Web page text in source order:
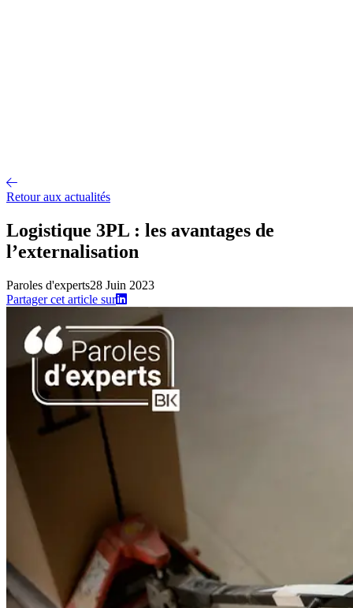
Retour aux actualités
Logistique 3PL : les avantages de
l’externalisation
Paroles d'experts28 Juin 2023
Partager cet article sur